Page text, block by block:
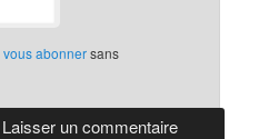
vous abonnersans